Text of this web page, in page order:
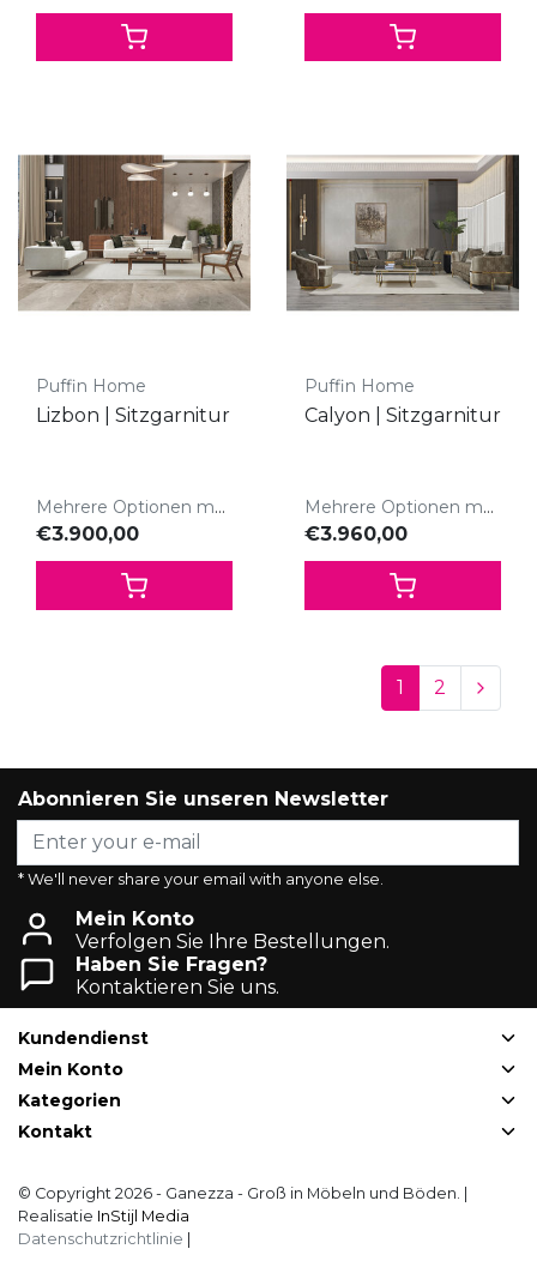
Puffin Home
Lizbon | Sitzgarnitur
Mehrere Optionen möglich
€3.900,00
Puffin Home
Calyon | Sitzgarnitur
Mehrere Optionen möglich
€3.960,00
1 2
Abonnieren Sie unseren Newsletter
* We'll never share your email with anyone else.
Mein Konto
Verfolgen Sie Ihre Bestellungen.
Haben Sie Fragen?
Kontaktieren Sie uns.
Kundendienst
Mein Konto
Kategorien
Kontakt
© Copyright 2026 - Ganezza - Groß in Möbeln und Böden. |
Realisatie InStijl Media
Datenschutzrichtlinie |